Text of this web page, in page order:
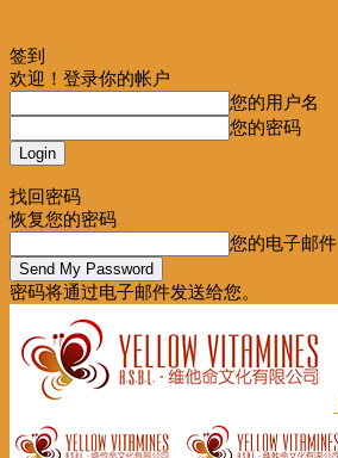
签到
欢迎！登录你的帐户
您的用户名
您的密码
找回密码
恢复您的密码
您的电子邮件
密码将通过电子邮件发送给您。